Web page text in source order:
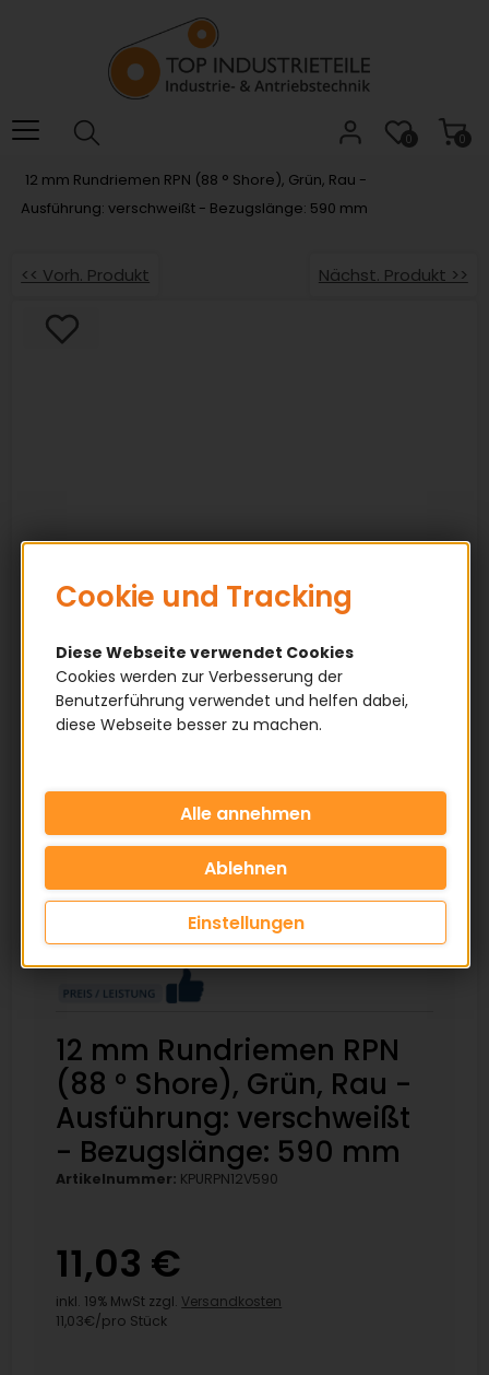
das
Barrierefreiheitsmenü
0
0
12 mm Rundriemen RPN (88 ° Shore), Grün, Rau -
Ausführung: verschweißt - Bezugslänge: 590 mm
<< Vorh. Produkt Nächst. Produkt >>
12 mm Rundriemen RPN
(88 ° Shore), Grün, Rau -
Ausführung: verschweißt
- Bezugslänge: 590 mm
Artikelnummer: KPURPN12V590
11,03 €
inkl. 19% MwSt zzgl. Versandkosten
11,03€/pro Stück
Cookie und Tracking
Diese Webseite verwendet Cookies
Cookies werden zur Verbesserung der
Benutzerführung verwendet und helfen dabei,
diese Webseite besser zu machen.
Einstellungen